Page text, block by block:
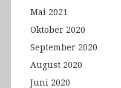
Mai 2021
Oktober 2020
September 2020
August 2020
Juni 2020